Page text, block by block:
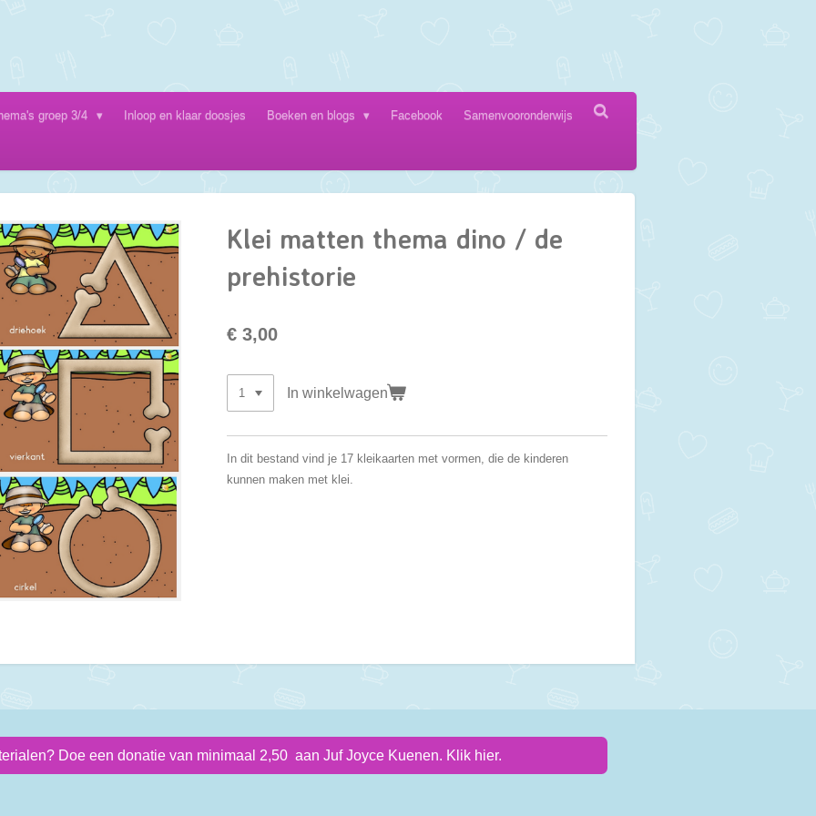
groep 3/4 Inloop en klaar doosjes Boeken en blogs Facebook Samenvooronderwijs
Klei matten thema dino / de
prehistorie
€ 3,00
In winkelwagen
In dit bestand vind je 17 kleikaarten met vormen, die de kinderen
kunnen maken met klei.
Doe een donatie van minimaal 2,50 aan Juf Joyce Kuenen. Klik hier.